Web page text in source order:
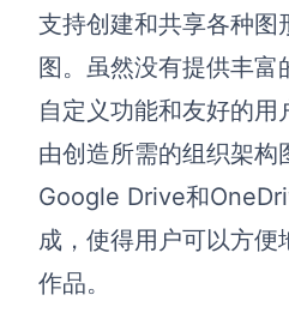
支持创建和共享各种图
图。虽然没有提供丰富
自定义功能和友好的用
由创造所需的组织架
Google Drive和
成，使得用户可以方便
作品。